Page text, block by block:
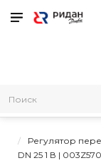
Регулятор
DN 25 1 В |